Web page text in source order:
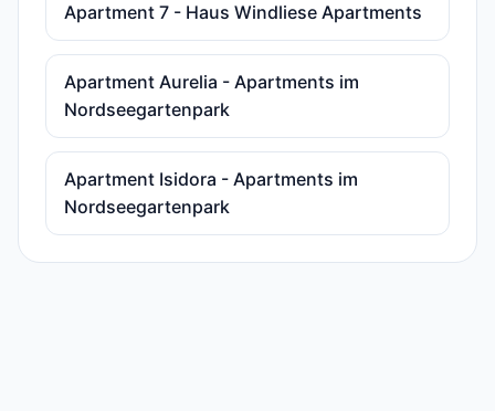
Apartment 7 - Haus Windliese Apartments
Apartment Aurelia - Apartments im
Nordseegartenpark
Apartment Isidora - Apartments im
Nordseegartenpark